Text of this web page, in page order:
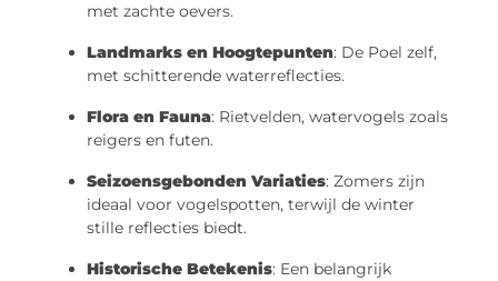
met zachte oevers.
Landmarks en Hoogtepunten: De Poel zelf,
met schitterende waterreflecties.
Flora en Fauna: Rietvelden, watervogels zoals
reigers en futen.
Seizoensgebonden Variaties: Zomers zijn
ideaal voor vogelspotten, terwijl de winter
stille reflecties biedt.
Historische Betekenis: Een belangrijk